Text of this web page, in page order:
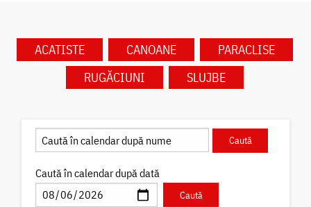
ACATISTE CANOANE
PARACLISE
RUGĂCIUNI
SLUJBE
Caută în calendar după dată